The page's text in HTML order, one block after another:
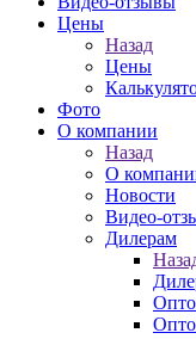
Цены
Назад
Цены
Фото
О компании
Назад
О
Новости
Видео-
Дилерам